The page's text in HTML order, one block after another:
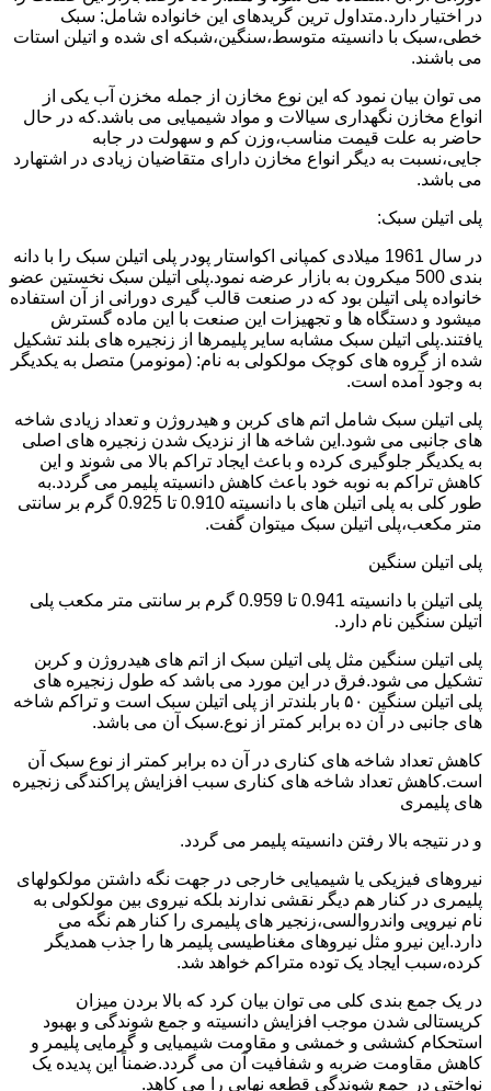
در اختیار دارد.متداول ترین گریدهای این خانواده شامل: سبک
خطی،سبک با دانسیته متوسط،سنگین،شبکه ای شده و اتیلن استات
می باشند.
می توان بیان نمود که این نوع مخازن از جمله مخزن آب یکی از
انواع مخازن نگهداری سیالات و مواد شیمیایی می باشد.که در حال
حاضر به علت قیمت مناسب،وزن کم و سهولت در جابه
جایی،نسبت به دیگر انواع مخازن دارای متقاضیان زیادی در اشتهارد
می باشد.
پلی اتیلن سبک:
در سال 1961 میلادی کمپانی اکواستار پودر پلی اتیلن سبک را با دانه
بندی 500 میکرون به بازار عرضه نمود.پلی اتیلن سبک نخستین عضو
خانواده پلی اتیلن بود که در صنعت قالب گیری دورانی از آن استفاده
میشود و دستگاه ها و تجهیزات این صنعت با این ماده گسترش
یافتند.پلی اتیلن سبک مشابه سایر پلیمرها از زنجیره های بلند تشکیل
شده از گروه های کوچک مولکولی به نام: (مونومر) متصل به یکدیگر
به وجود آمده است.
پلی اتیلن سبک شامل اتم های کربن و هیدروژن و تعداد زیادی شاخه
های جانبی می شود.این شاخه ها از نزدیک شدن زنجیره های اصلی
به یکدیگر جلوگیری کرده و باعث ایجاد تراکم بالا می شوند و این
کاهش تراکم به نوبه خود باعث کاهش دانسیته پلیمر می گردد.به
طور کلی به پلی اتیلن های با دانسیته 0.910 تا 0.925 گرم بر سانتی
متر مکعب،پلی اتیلن سبک میتوان گفت.
پلی اتیلن سنگین
پلی اتیلن با دانسیته 0.941 تا 0.959 گرم بر سانتی متر مکعب پلی
اتیلن سنگین نام دارد.
پلی اتیلن سنگین مثل پلی اتیلن سبک از اتم های هیدروژن و کربن
تشکیل می شود.فرق در این مورد می باشد که طول زنجیره های
پلی اتیلن سنگین ۵۰ بار بلندتر از پلی اتیلن سبک است و تراکم شاخه
های جانبی در آن ده برابر کمتر از نوع.سبک آن می باشد.
کاهش تعداد شاخه های کناری در آن ده برابر کمتر از نوع سبک آن
است.کاهش تعداد شاخه های کناری سبب افزایش پراکندگی زنجیره
های پلیمری
و در نتیجه بالا رفتن دانسیته پلیمر می گردد.
نیروهای فیزیکی یا شیمیایی خارجی در جهت نگه داشتن مولکولهای
پلیمری در کنار هم دیگر نقشی ندارند بلکه نیروی بین مولکولی به
نام نیرویی واندروالسی،زنجیر های پلیمری را کنار هم نگه می
دارد.این نیرو مثل نیروهای مغناطیسی پلیمر ها را جذب همدیگر
کرده،سبب ایجاد یک توده متراکم خواهد شد.
در یک جمع بندی کلی می توان بیان کرد که بالا بردن میزان
کریستالی شدن موجب افزایش دانسیته و جمع شوندگی و بهبود
استحکام کششی و خمشی و مقاومت شیمیایی و گرمایی پلیمر و
کاهش مقاومت ضربه و شفافیت آن می گردد.ضمناً این پدیده یک
نواختی در جمع شوندگی قطعه نهایی را می کاهد.